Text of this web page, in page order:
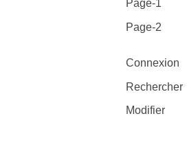
Page-1
Page-2
Connexion
Rechercher
Modifier